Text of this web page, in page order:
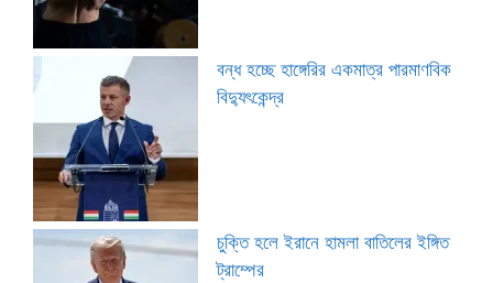
বন্ধ হচ্ছে হাঙ্গেরির একমাত্র পারমাণবিক
বিদ্যুৎকেন্দ্র
চুক্তি হলে ইরানে হামলা বাতিলের ইঙ্গিত
ট্রাম্পের